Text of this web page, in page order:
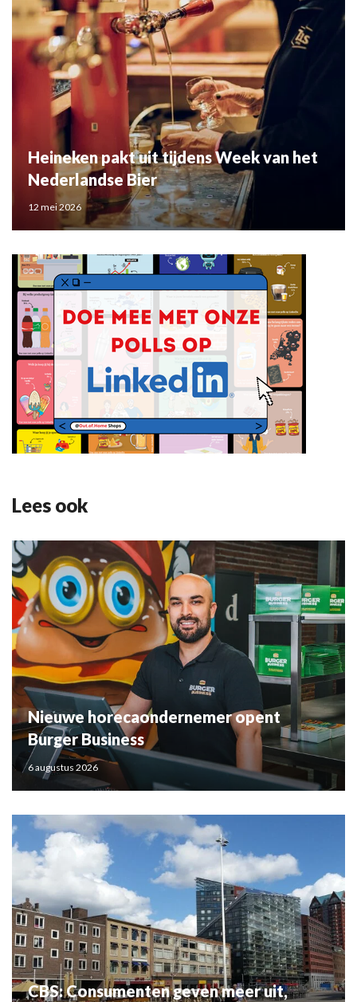
Heineken pakt uit tijdens Week van het
Nederlandse Bier
12 mei 2026
Lees ook
Nieuwe horecaondernemer opent
Burger Business
6 augustus 2026
CBS: Consumenten geven meer uit,